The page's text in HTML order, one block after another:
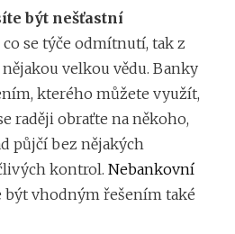
být nešťastní
se týče odmítnutí, tak z
velkou vědu. Banky
kterého můžete využít,
raději obraťte na někoho,
půjčí bez nějakých
kontrol. Nebankovní
být vhodným řešením také